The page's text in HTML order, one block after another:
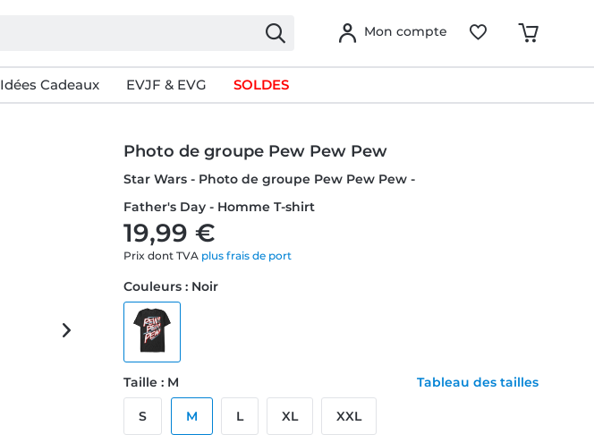
Mon compte
Idées Cadeaux EVJF & EVG SOLDES
Photo de groupe Pew Pew Pew
Star Wars - Photo de groupe Pew Pew Pew -
Father's Day - Homme T-shirt
19,99 €
Prix dont TVA plus frais de port
Couleurs : Noir
Taille : M Tableau des tailles
S M L XL XXL